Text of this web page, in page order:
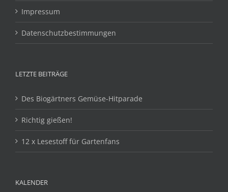
Impressum
Datenschutzbestimmungen
LETZTE BEITRÄGE
Des Biogärtners Gemüse-Hitparade
Richtig gießen!
12 x Lesestoff für Gartenfans
KALENDER